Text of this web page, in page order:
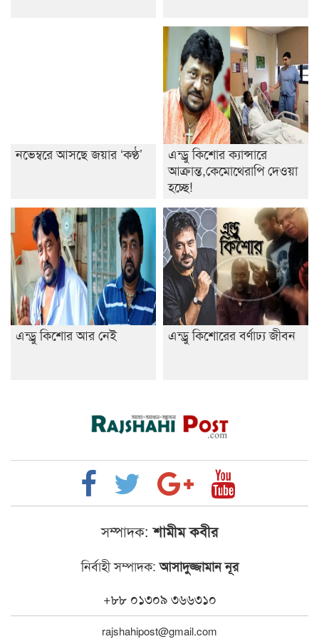
নভেম্বরে আসছে জয়ার ‘কণ্ঠ’
এন্ড্রু কিশোর ক্যান্সারে
আক্রান্ত,কেমোথেরাপি দেওয়া
হচ্ছে!
এন্ড্রু কিশোর আর নেই এন্ড্রু কিশোরের বর্ণাঢ্য জীবন
সম্পাদক: শামীম কবীর
নির্বাহী সম্পাদক:আসাদুজ্জামান নূর
+৮৮ ০১৩০৯ ৩৬৬৩১০
rajshahipost@gmail.com